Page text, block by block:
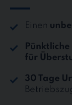
Einen
für
30 Tage